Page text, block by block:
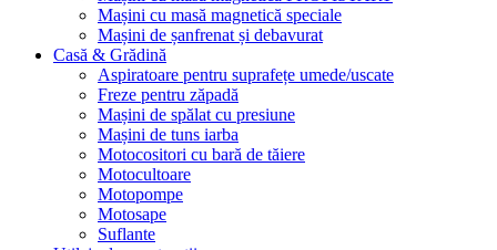
Mașini cu masă magnetică speciale
Mașini de șanfrenat și debavurat
Casă & Grădină
Aspiratoare pentru suprafețe umede/uscate
Freze pentru zăpadă
Mașini de spălat cu presiune
Mașini de tuns iarba
Motocositori cu bară de tăiere
Motocultoare
Motopompe
Motosape
Suflante